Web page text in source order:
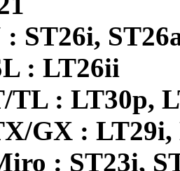
ST26i,
: LT26ii
TL : LT30p,
GX : LT29i,
: ST23i,